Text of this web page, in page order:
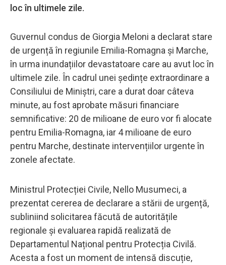
loc în ultimele zile.
Guvernul condus de Giorgia Meloni a declarat stare
de urgență în regiunile Emilia-Romagna și Marche,
în urma inundațiilor devastatoare care au avut loc în
ultimele zile. În cadrul unei ședințe extraordinare a
Consiliului de Miniștri, care a durat doar câteva
minute, au fost aprobate măsuri financiare
semnificative: 20 de milioane de euro vor fi alocate
pentru Emilia-Romagna, iar 4 milioane de euro
pentru Marche, destinate intervențiilor urgente în
zonele afectate.
Ministrul Protecției Civile, Nello Musumeci, a
prezentat cererea de declarare a stării de urgență,
subliniind solicitarea făcută de autoritățile
regionale și evaluarea rapidă realizată de
Departamentul Național pentru Protecția Civilă.
Acesta a fost un moment de intensă discuție,